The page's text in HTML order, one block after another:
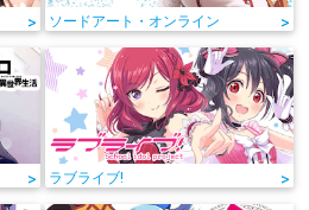
> ソードアート・オンライン >
> ラブライブ! >